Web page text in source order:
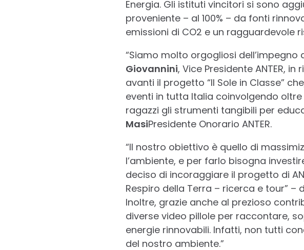
Energia. Gli istituti vincitori si sono
proveniente – al 100% – da fonti
emissioni di CO2 e un ragguardevole
“Siamo molto orgogliosi
Giovannini, Vice Presidente ANTER,
avanti il progetto “Il Sole in Classe”
eventi in tutta Italia coinvolgendo
ragazzi gli strumenti tangibili per
MasiPresidente Onorario ANTER.
“Il nostro obiettivo è quello di
l’ambiente, e per farlo bisogna
deciso di incoraggiare il progetto di
Respiro della Terra – ricerca e tour” –
Inoltre, grazie anche al prezioso
diverse video pillole per raccontare,
energie rinnovabili. Infatti, non tutti
del nostro ambiente.”